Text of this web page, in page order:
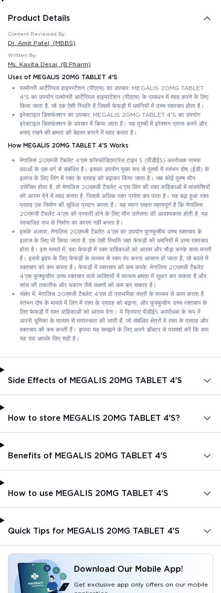
Product Details
Content Reviewed By:
Dr. Amit Patel , (MBBS)
Written By:
Ms. Kavita Desai , (B.Pharm)
Uses of MEGALIS 20MG TABLET 4'S
पल्मोनरी आर्टेरियल हाइपरटेंशन (पीएएच) का उपचार: MEGALIS 20MG TABLET
4'S का उपयोग पल्मोनरी आर्टेरियल हाइपरटेंशन (पीएएच) के प्रबंधन में मदद करने के लिए
किया जाता है, जो एक ऐसी स्थिति है जिसमें फेफड़ों में धमनियों में उच्च रक्तचाप होता है।
इरेक्टाइल डिसफंक्शन का उपचार: MEGALIS 20MG TABLET 4'S का उपयोग
इरेक्टाइल डिसफंक्शन के उपचार में किया जाता है। यह पुरुषों में इरेक्शन प्राप्त करने और
बनाए रखने की क्षमता को बेहतर बनाने में मदद करता है।
How MEGALIS 20MG TABLET 4'S Works
मेगालिस 20एमजी टैबलेट 4'एस फ़ॉस्फोडिएस्टरेज़ टाइप 5 (पीडीई5) अवरोधक नामक
दवाओं के एक वर्ग से संबंधित है। इसका उपयोग मुख्य रूप से पुरुषों में स्तंभन दोष (ईडी) के
इलाज के लिए लिंग में रक्त के प्रवाह को बढ़ाकर किया जाता है। जब कोई पुरुष यौन
उत्तेजित होता है, तो मेगालिस 20एमजी टैबलेट 4'एस लिंग की रक्त वाहिकाओं में मांसपेशियों
को आराम देने में मदद करता है, जिससे अधिक रक्त प्रवेश कर पाता है। यह बढ़ा हुआ रक्त
प्रवाह एक निर्माण की सुविधा प्रदान करता है। यह ध्यान रखना महत्वपूर्ण है कि मेगालिस
20एमजी टैबलेट 4'एस को प्रभावी होने के लिए यौन उत्तेजना की आवश्यकता होती है; यह
स्वचालित रूप से निर्माण का कारण नहीं बनता है।
इसके अलावा, मेगालिस 20एमजी टैबलेट 4'एस का उपयोग फुफ्फुसीय उच्च रक्तचाप के
इलाज के लिए भी किया जाता है, एक ऐसी स्थिति जहां फेफड़ों की धमनियों में उच्च रक्तचाप
होता है। इस मामले में, दवा फेफड़ों में रक्त वाहिकाओं को आराम और चौड़ा करके काम करती
है। इससे हृदय के लिए फेफड़ों के माध्यम से रक्त पंप करना आसान हो जाता है, जो बदले में
रक्तचाप को कम करता है। फेफड़ों में रक्तचाप को कम करके, मेगालिस 20एमजी टैबलेट
4'एस फुफ्फुसीय उच्च रक्तचाप वाले व्यक्तियों में व्यायाम क्षमता में सुधार कर सकता है और
सांस की तकलीफ और थकान जैसे लक्षणों को कम कर सकता है।
संक्षेप में, मेगालिस 20एमजी टैबलेट 4'एस दो प्राथमिक तंत्रों के माध्यम से काम करता है:
स्तंभन दोष के मामले में लिंग में रक्त के प्रवाह को बढ़ाना, और फुफ्फुसीय उच्च रक्तचाप के
लिए फेफड़ों में रक्त वाहिकाओं को आराम देना। ये क्रियाएं पीडीई5 अवरोधक के रूप में
अपनी भूमिका के माध्यम से मध्यस्थता की जाती हैं, जो संबंधित क्षेत्रों में रक्त के प्रवाह और
रक्तचाप को कम करती हैं। कृपया यह समझने के लिए अपने डॉक्टर से परामर्श करें कि क्या
यह दवा आपके लिए सही है।
Side Effects of MEGALIS 20MG TABLET 4'S
How to store MEGALIS 20MG TABLET 4'S?
Benefits of MEGALIS 20MG TABLET 4'S
How to use MEGALIS 20MG TABLET 4'S
Quick Tips for MEGALIS 20MG TABLET 4'S
Download Our Mobile App!
Get exclusive app only offers on our mobile